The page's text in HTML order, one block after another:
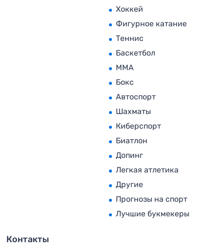
Хоккей
Фигурное катание
Теннис
Баскетбол
MMA
Бокс
Автоспорт
Шахматы
Киберспорт
Биатлон
Допинг
Легкая атлетика
Другие
Прогнозы на спорт
Лучшие букмекеры
Контакты